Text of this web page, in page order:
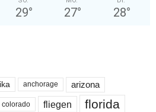
29° 27° 28°
anchorage arizona
colorado fliegen florida